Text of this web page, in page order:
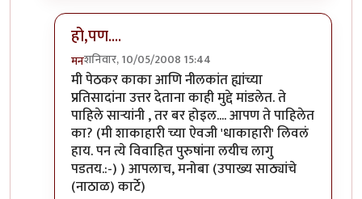
हो,पण....
मनशनिवार, 10/05/2008 15:44
In reply toटु बी ऑर नॉट टु बी.byगणपा
मी पेठकर काका आणि नीलकांत ह्यांच्या
प्रतिसादांना उत्तर देताना काही मुद्दे मांडलेत. ते
पाहिले सार्‍यांनी , तर बर होइल.... आपण ते पाहिलेत
का? (मी शाकाहारी च्या ऐवजी 'धाकाहारी' लिवलं
हाय. पन त्ये विवाहित पुरुषांना लयीच लागु
पडतय.:-) ) आपलाच, मनोबा (उपाख्य साठ्यांचे
(नाठाळ) कार्टे)